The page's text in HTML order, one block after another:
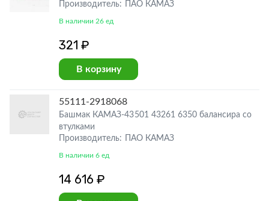
Производитель: ПАО КАМАЗ
В наличии 26 ед
321 ₽
В корзину
55111-2918068
Башмак КАМАЗ-43501 43261 6350 балансира со
втулками
Производитель: ПАО КАМАЗ
В наличии 6 ед
14 616 ₽